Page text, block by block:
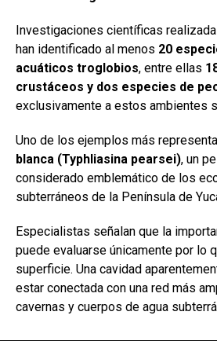
Investigaciones científicas
han identificado al menos 20
acuáticos troglobios, entre ellas
crustáceos y dos especies de
exclusivamente a estos ambientes
Uno de los ejemplos más
blanca (Typhliasina pearsei), un
considerado emblemático de los
subterráneos de la Península de
Especialistas señalan que la
puede evaluarse únicamente por lo
superficie. Una cavidad
estar conectada con una red más
cavernas y cuerpos de agua